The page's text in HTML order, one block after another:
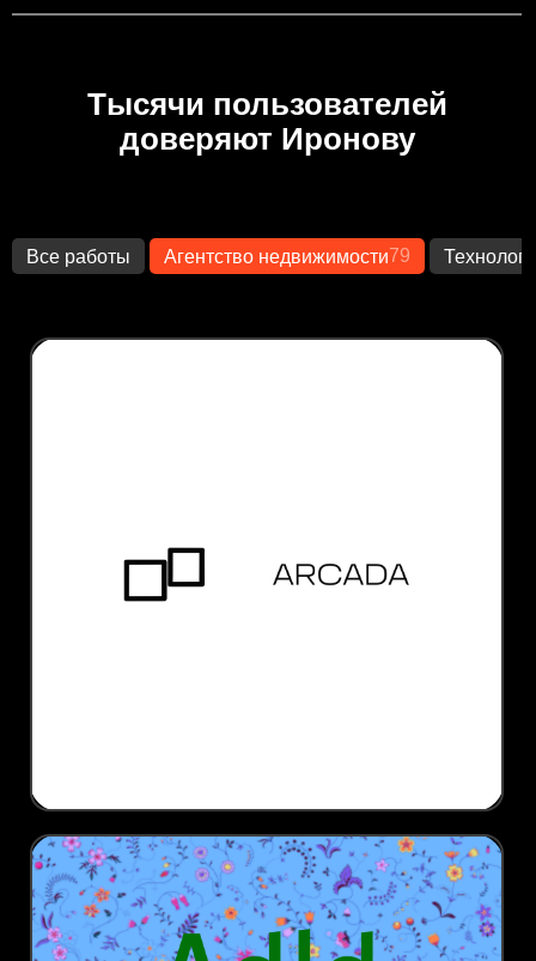
Тысячи пользователей
доверяют Иронову
Все работы Агентство недвижимости79